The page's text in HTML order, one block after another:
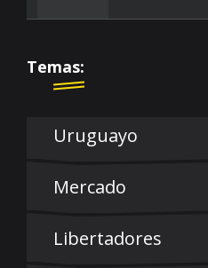
Temas:
Uruguayo
Mercado
Libertadores